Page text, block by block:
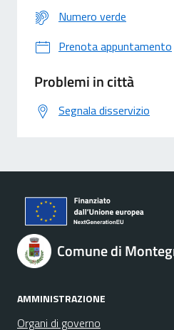
Numero verde
Prenota appuntamento
Problemi in città
Segnala disservizio
Comune di
AMMINISTRAZIONE
Organi di governo